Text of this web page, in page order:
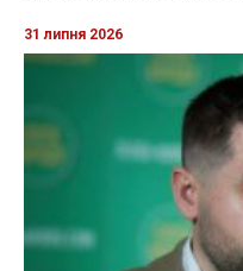
31 липня 2026